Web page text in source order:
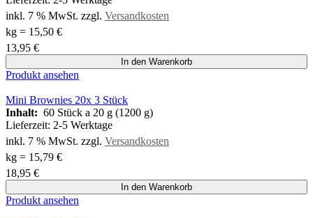
inkl. 7 % MwSt. zzgl. Versandkosten
kg = 15,50 €
13,95 €
In den Warenkorb
Produkt ansehen
Mini Brownies 20x 3 Stück
Inhalt: 60 Stück a 20 g (1200 g)
Lieferzeit: 2-5 Werktage
inkl. 7 % MwSt. zzgl. Versandkosten
kg = 15,79 €
18,95 €
In den Warenkorb
Produkt ansehen